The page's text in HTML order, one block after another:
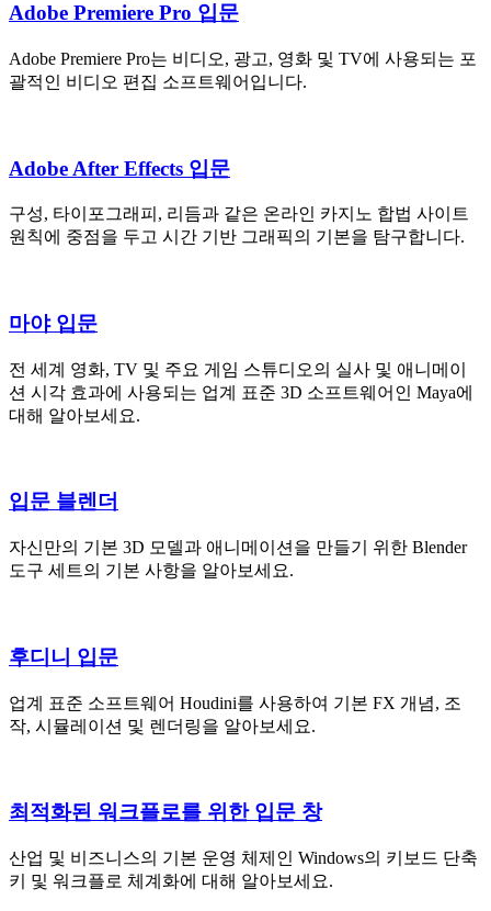
Adobe Premiere Pro 입문
Adobe Premiere Pro는 비디오, 광고, 영화 및 TV에 사용되는 포
괄적인 비디오 편집 소프트웨어입니다.
Adobe After Effects 입문
구성, 타이포그래피, 리듬과 같은 온라인 카지노 합법 사이트
원칙에 중점을 두고 시간 기반 그래픽의 기본을 탐구합니다.
마야 입문
전 세계 영화, TV 및 주요 게임 스튜디오의 실사 및 애니메이
션 시각 효과에 사용되는 업계 표준 3D 소프트웨어인 Maya에
대해 알아보세요.
입문 블렌더
자신만의 기본 3D 모델과 애니메이션을 만들기 위한 Blender
도구 세트의 기본 사항을 알아보세요.
후디니 입문
업계 표준 소프트웨어 Houdini를 사용하여 기본 FX 개념, 조
작, 시뮬레이션 및 렌더링을 알아보세요.
최적화된 워크플로를 위한 입문 창
산업 및 비즈니스의 기본 운영 체제인 Windows의 키보드 단축
키 및 워크플로 체계화에 대해 알아보세요.